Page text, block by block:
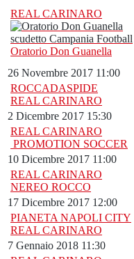
REAL CARINARO
Oratorio Don Guanella
26 Novembre 2017 11:00
ROCCADASPIDE
REAL CARINARO
2 Dicembre 2017 15:30
REAL CARINARO
PROMOTION SOCCER
10 Dicembre 2017 11:00
REAL CARINARO
NEREO ROCCO
17 Dicembre 2017 12:00
PIANETA NAPOLI CITY
REAL CARINARO
7 Gennaio 2018 11:30